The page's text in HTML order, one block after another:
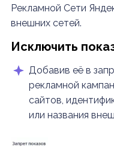
Рекламной Сети
внешних сетей.
Исключить
Добавив её в
рекламной
сайтов,
или названия